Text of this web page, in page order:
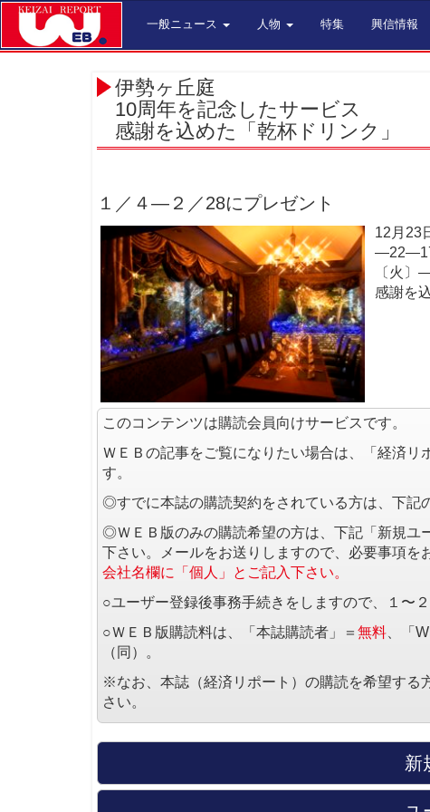
一般ニュース 人物 特集 興信情報
伊勢ヶ丘庭
10周年を記念したサービス
感謝を込めた「乾杯ドリンク」
１／４―２／28にプレゼント
12月23
―22―17
〔火〕
感謝を
このコンテンツは購読会員向けサービスです。
ＷＥＢの記事をご覧になりたい場合は、「経済リ
す。
◎すでに本誌の購読契約をされている方は、下記
◎ＷＥＢ版のみの購読希望の方は、下記「新規ユ
下さい。メールをお送りしますので、必要事項を
会社名欄に「個人」とご記入下さい。
○ユーザー登録後事務手続きをしますので、１〜
○ＷＥＢ版購読料は、「本誌購読者」＝ 無料 、「
（同）。
※なお、本誌（経済リポート）の購読を希望する
さい。
新